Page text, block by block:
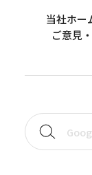
当社ホー
ご意見